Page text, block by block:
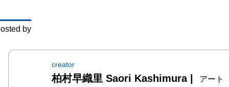
に分け
前半
by
creator
柏村早織里 Saori Kashimura|
アート